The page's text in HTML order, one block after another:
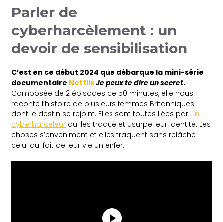
Parler de
cyberharcèlement : un
devoir de sensibilisation
C’est en ce début 2024 que débarque la mini-série
documentaire NetflixJe peux te dire un secret.
Composée de 2 épisodes de 50 minutes, elle nous
raconte l’histoire de plusieurs femmes Britanniques
dont le destin se rejoint. Elles sont toutes liées par un
cyberharceleur qui les traque et usurpe leur identité. Les
choses s’enveniment et elles traquent sans relâche
celui qui fait de leur vie un enfer.